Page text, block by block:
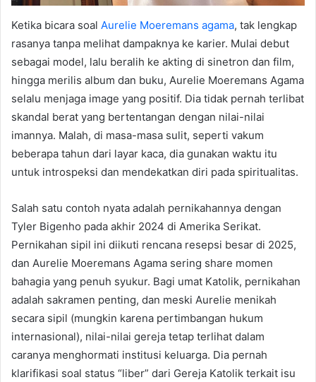
Ketika bicara soal Aurelie Moeremans agama, tak lengkap
rasanya tanpa melihat dampaknya ke karier. Mulai debut
sebagai model, lalu beralih ke akting di sinetron dan film,
hingga merilis album dan buku, Aurelie Moeremans Agama
selalu menjaga image yang positif. Dia tidak pernah terlibat
skandal berat yang bertentangan dengan nilai-nilai
imannya. Malah, di masa-masa sulit, seperti vakum
beberapa tahun dari layar kaca, dia gunakan waktu itu
untuk introspeksi dan mendekatkan diri pada spiritualitas.
Salah satu contoh nyata adalah pernikahannya dengan
Tyler Bigenho pada akhir 2024 di Amerika Serikat.
Pernikahan sipil ini diikuti rencana resepsi besar di 2025,
dan Aurelie Moeremans Agama sering share momen
bahagia yang penuh syukur. Bagi umat Katolik, pernikahan
adalah sakramen penting, dan meski Aurelie menikah
secara sipil (mungkin karena pertimbangan hukum
internasional), nilai-nilai gereja tetap terlihat dalam
caranya menghormati institusi keluarga. Dia pernah
klarifikasi soal status “liber” dari Gereja Katolik terkait isu